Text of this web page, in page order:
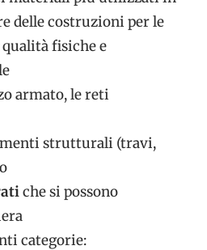
delle costruzioni per le
fisiche e
armato, le reti
strutturali (travi,
che si possono
categorie: